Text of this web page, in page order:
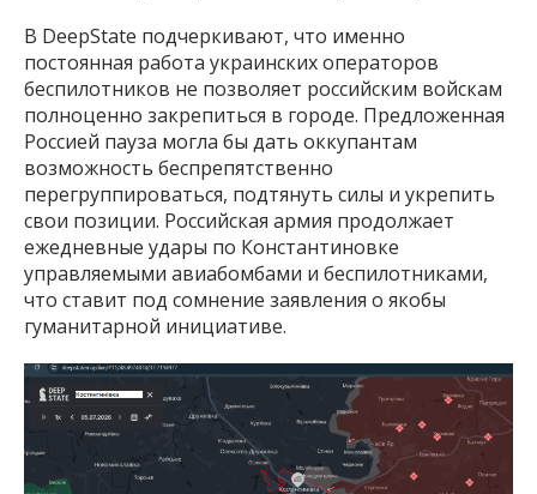
В DeepState подчеркивают, что именно
постоянная работа украинских операторов
беспилотников не позволяет российским войскам
полноценно закрепиться в городе. Предложенная
Россией пауза могла бы дать оккупантам
возможность беспрепятственно
перегруппироваться, подтянуть силы и укрепить
свои позиции. Российская армия продолжает
ежедневные удары по Константиновке
управляемыми авиабомбами и беспилотниками,
что ставит под сомнение заявления о якобы
гуманитарной инициативе.